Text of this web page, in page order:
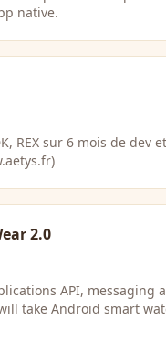
native.
REX sur 6 mois de dev
2.0
API, messaging
take Android smart